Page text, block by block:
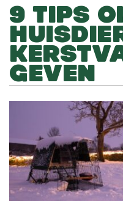
9 TIPS
GEVEN